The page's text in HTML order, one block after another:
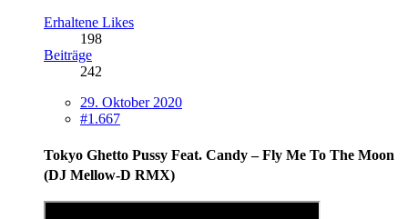
Erhaltene Likes
198
Beiträge
242
29. Oktober 2020
#1.667
Tokyo Ghetto Pussy Feat. Candy ‎– Fly Me To The Moon
(DJ Mellow-D RMX)